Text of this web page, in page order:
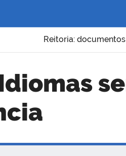
Reitoria: documentos